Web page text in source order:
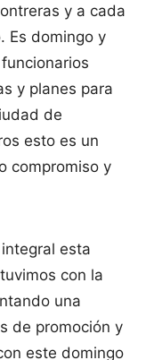
y a cada
Es domingo y
y planes para
de
esto es un
compromiso y
esta
con la
una
de promoción y
este domingo